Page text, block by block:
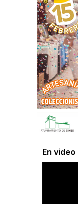
En video